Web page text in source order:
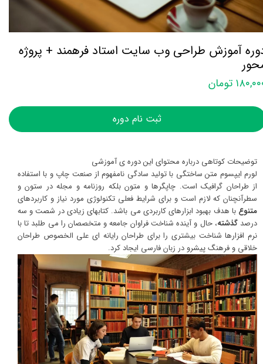
آموزش طراحی وب سایت استاد فرهمند + پروژه
تومان
ثبت نام دوره
توضیحات کوتاهی درباره محتوای این دوره ی آموزشی
لورم ایپسوم متن ساختگی با تولید سادگی نامفهوم از صنعت چاپ و با استفاده
از طراحان گرافیک است. چاپگرها و متون بلکه روزنامه و مجله در ستون و
سطرآنچنان که لازم است و برای شرایط فعلی تکنولوژی مورد نیاز و کاربردهای
متنوعبا هدف بهبود ابزارهای کاربردی می باشد. کتابهای زیادی در شصت و سه
درصدگذشته، حال و آینده شناخت فراوان جامعه و متخصصان را می طلبد تا با
نرم افزارها شناخت بیشتری را برای طراحان رایانه ای علی الخصوص طراحان
خلاقی و فرهنگ پیشرو در زبان فارسی ایجاد کرد.